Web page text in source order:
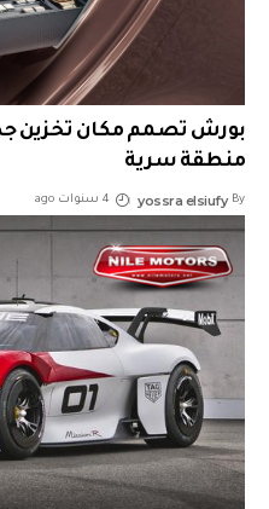
بورش تصمم مكان تخزين
منطقة سرية
By
yossra elsiufy 4 سنوات ago